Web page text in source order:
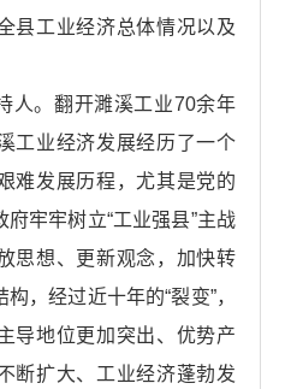
县工业经济总体情况以及
人。翻开濉溪工业70余年
工业经济发展经历了一个
难发展历程，尤其是党的
牢牢树立“工业强县”主战
思想、更新观念，加快转
，经过近十年的“裂变”，
导地位更加突出、优势产
断扩大、工业经济蓬勃发